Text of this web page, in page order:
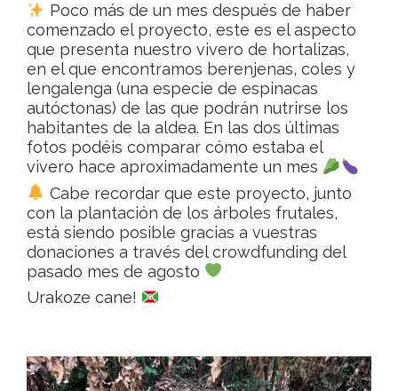
Poco más de un mes después de haber
comenzado el proyecto, este es el aspecto
que presenta nuestro vivero de hortalizas,
en el que encontramos berenjenas, coles y
lengalenga (una especie de espinacas
autóctonas) de las que podrán nutrirse los
habitantes de la aldea. En las dos últimas
fotos podéis comparar cómo estaba el
vivero hace aproximadamente un mes
Cabe recordar que este proyecto, junto
con la plantación de los árboles frutales,
está siendo posible gracias a vuestras
donaciones a través del crowdfunding del
pasado mes de agosto
Urakoze cane!